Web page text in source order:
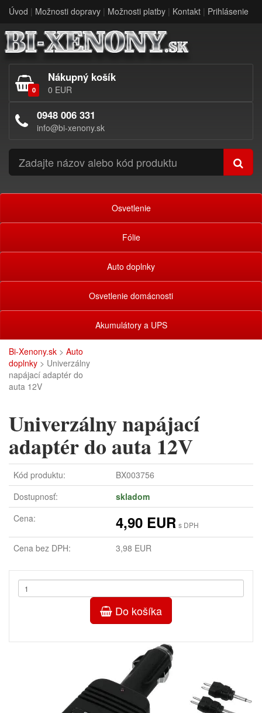
Úvod | Možnosti dopravy | Možnosti platby | Kontakt | Prihlásenie
0
Nákupný košík
0 EUR
0948 006 331
info@bi-xenony.sk
Osvetlenie
Fólie
Auto doplnky
Osvetlenie domácnosti
Akumulátory a UPS
Bi-Xenony.sk > Auto
doplnky > Univerzálny
napájací adaptér do
auta 12V
Univerzálny napájací
adaptér do auta 12V
Kód produktu:
BX003756
Dostupnosť:
skladom
Cena:
4,90 EUR s DPH
Cena bez DPH: 3,98 EUR
Do košíka